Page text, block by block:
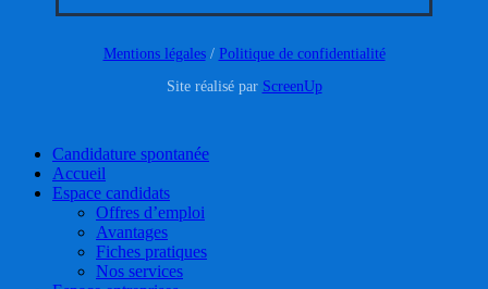
Mentions légales/ Politique de confidentialité
Site réalisé par ScreenUp
Close
Menu
Candidature spontanée
Accueil
Espace candidats
Offres d’emploi
Avantages
Fiches pratiques
Nos services